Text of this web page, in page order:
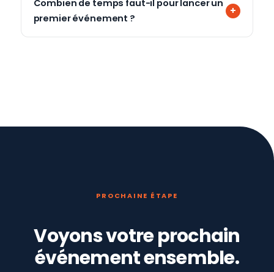
Combien de temps faut-il pour lancer un
premier événement ?
PROCHAINE ÉTAPE
Voyons votre prochain
événement ensemble.